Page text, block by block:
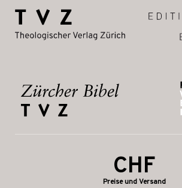
CHF
Preise und Versand